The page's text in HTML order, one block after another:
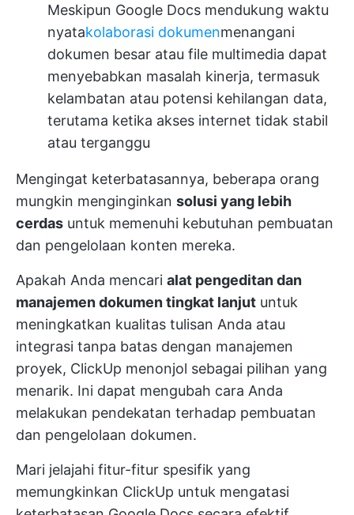
Meskipun Google Docs mendukung waktu
nyatakolaborasi dokumenmenangani
dokumen besar atau file multimedia dapat
menyebabkan masalah kinerja, termasuk
kelambatan atau potensi kehilangan data,
terutama ketika akses internet tidak stabil
atau terganggu
Mengingat keterbatasannya, beberapa orang
mungkin menginginkan solusi yang lebih
cerdas untuk memenuhi kebutuhan pembuatan
dan pengelolaan konten mereka.
Apakah Anda mencari alat pengeditan dan
manajemen dokumen tingkat lanjut untuk
meningkatkan kualitas tulisan Anda atau
integrasi tanpa batas dengan manajemen
proyek, ClickUp menonjol sebagai pilihan yang
menarik. Ini dapat mengubah cara Anda
melakukan pendekatan terhadap pembuatan
dan pengelolaan dokumen.
Mari jelajahi fitur-fitur spesifik yang
memungkinkan ClickUp untuk mengatasi